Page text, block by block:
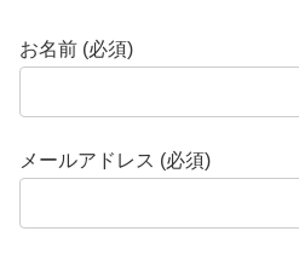
お名前 (必須)
メールアドレス (必須)